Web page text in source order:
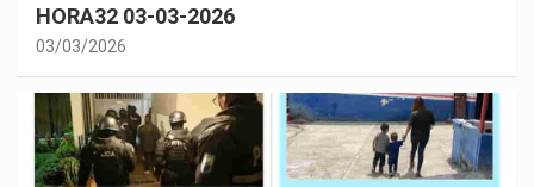
HORA32 03-03-2026
03/03/2026